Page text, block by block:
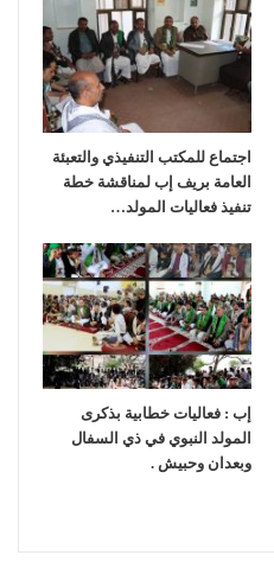
اجتماع للمكتب التنفيذي والتعبئة
العامة بريف إب لمناقشة خطة
تنفيذ فعاليات المولد…
إب : فعاليات خطابية بذكرى
المولد النبوي في ذي السفال
وبعدان وحبيش .